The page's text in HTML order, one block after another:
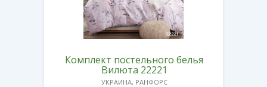
Комплект постельного белья
Вилюта 22221
УКРАИНА, РАНФОРС